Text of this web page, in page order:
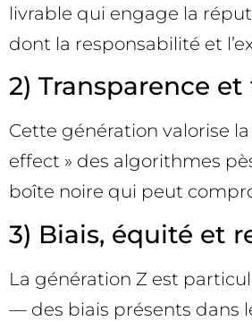
livrable qui engage la
dont la responsabilité et
2) Transparence
Cette génération valorise
effect » des algorithmes
boîte noire qui peut
3) Biais, équité et
La génération Z est
— des biais présents dans